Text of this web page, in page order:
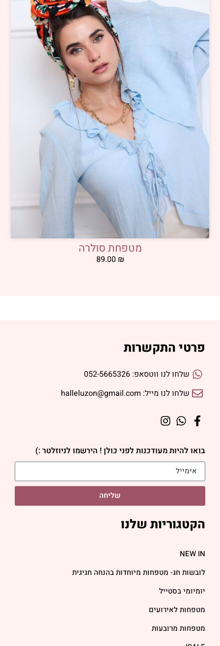
מטפחת סולרה
89.00 ₪
פרטי התקשרות
שלחו לנו ווטסאפ: 052-5665326
שלחו לנו מייל: halleluzon@gmail.com
בואו להיות מעודכנות לפני כולן ! הירשמו לניוזלטר :)
שליחה
הקטגוריות שלנו
NEW IN
לובשות חג- מטפחות מיוחדות בהנחה חגיגית
יומיומי בסטייל
מטפחות לאירועים
מטפחות מרובעות